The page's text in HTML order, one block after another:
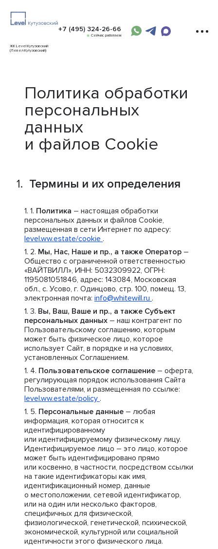
ЖК Level Кутузовский
(Левел Кутузовский)
+7 (495) 324-26-66
Сейчас работаем
Политика обработки
персональных
данных
и файлов Cookie
Термины и их определения
Политика – настоящая обработки
персональных данных и файлов Cookie,
размещенная в сети Интернет по адресу:
level.ww.estate/cookie .
Мы, Нас, Наше и пр., а также Оператор –
Общество с ограниченной ответственностью
«ВАЙТВИЛЛ», ИНН: 5032309922, ОГРН:
1195081051846, адрес: 143084, Московская
обл., с. Усово, г. Одинцово, стр. 100, помещ. 13,
электронная почта: info@whitewill.ru .
Вы, Ваш, Ваше и пр., а также Субъект
персональных данных – наш контрагент по
Пользовательскому соглашению, которым
может быть физическое лицо, которое
использует Сайт, в порядке и на условиях,
установленных Соглашением.
Пользовательское соглашение – оферта,
регулирующая порядок использования Сайта
Пользователями, и размещенная по ссылке:
level.ww.estate/policy .
Персональные данные – любая
информация, которая относится к
идентифицированному
или идентифицируемому физическому лицу.
Идентифицируемое лицо – это лицо, которое
может быть идентифицировано прямо
или косвенно, в частности, посредством ссылки
на такие идентификаторы как имя,
идентификационный номер, данные
о местоположении, сетевой идентификатор,
или на один или несколько факторов,
специфичных для физической,
физиологической, генетической, психической,
экономической, культурной или социальной
идентичности этого физического лица.